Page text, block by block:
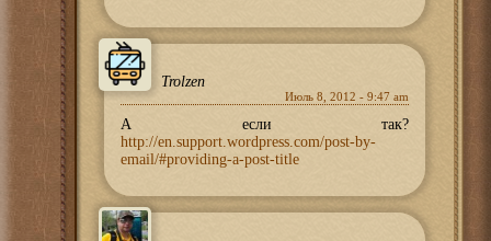
Trolzen
Июль 8, 2012 - 9:47 am
А если так?
http://en.support.wordpress.com/post-by-
email/#providing-a-post-title